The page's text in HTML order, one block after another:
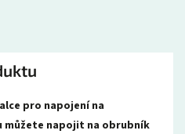
pro napojení na
napojit na obrubník